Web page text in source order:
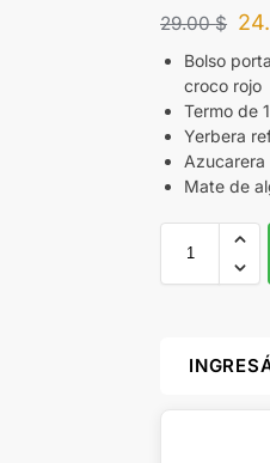
29.00$
Bolso
croco rojo
Termo de
Yerbera
Mate de